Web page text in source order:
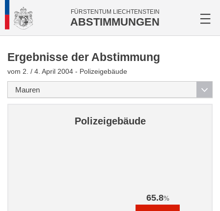
FÜRSTENTUM LIECHTENSTEIN
ABSTIMMUNGEN
Ergebnisse der Abstimmung
vom 2. / 4. April 2004 - Polizeigebäude
Polizeigebäude
65.8%